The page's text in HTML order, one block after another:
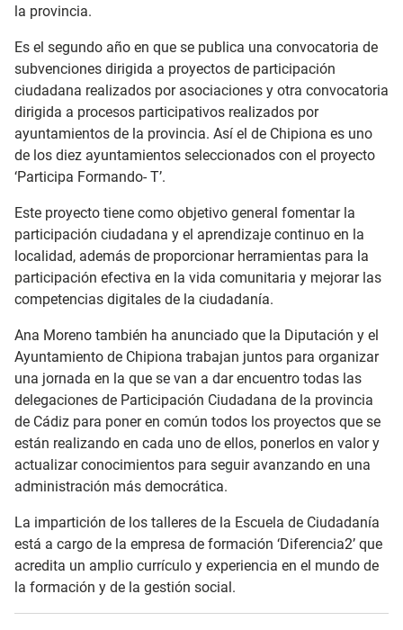
la provincia.
Es el segundo año en que se publica una convocatoria de
subvenciones dirigida a proyectos de participación
ciudadana realizados por asociaciones y otra convocatoria
dirigida a procesos participativos realizados por
ayuntamientos de la provincia. Así el de Chipiona es uno
de los diez ayuntamientos seleccionados con el proyecto
‘Participa Formando- T’.
Este proyecto tiene como objetivo general fomentar la
participación ciudadana y el aprendizaje continuo en la
localidad, además de proporcionar herramientas para la
participación efectiva en la vida comunitaria y mejorar las
competencias digitales de la ciudadanía.
Ana Moreno también ha anunciado que la Diputación y el
Ayuntamiento de Chipiona trabajan juntos para organizar
una jornada en la que se van a dar encuentro todas las
delegaciones de Participación Ciudadana de la provincia
de Cádiz para poner en común todos los proyectos que se
están realizando en cada uno de ellos, ponerlos en valor y
actualizar conocimientos para seguir avanzando en una
administración más democrática.
La impartición de los talleres de la Escuela de Ciudadanía
está a cargo de la empresa de formación ‘Diferencia2’ que
acredita un amplio currículo y experiencia en el mundo de
la formación y de la gestión social.